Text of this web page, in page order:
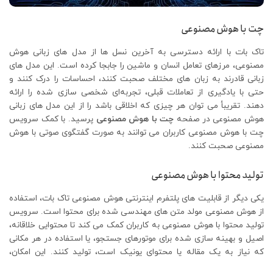
چت با هوش مصنوعی
تاک بات با ارائه دسترسی به آخرین نسل‌ ها از مدل های زبانی هوش
مصنوعی، مرزهای تعامل انسان و ماشین را جابجا کرده است. این مدل های
زبانی قادرند به زبان‌ های مختلف صحبت کنند، احساسات را درک کنند و
حتی با یادگیری از تعاملات قبلی، تجربه‌ای شخصی‌ سازی شده را ارائه
دهند. تقریبأ می توان هر چیزی که اخلاقی باشد را از این مدل های زبانی
هوش مصنوعی در صفحه چت با هوش مصنوعی پرسید. با کمک سرویس
چت با هوش مصنوعی کاربران می توانند به صورت گفتگوی صوتی با هوش
مصنوعی صحبت کنند.
تولید محتوا با هوش مصنوعی
یکی دیگر از قابلیت های پلتفرم اینترنتی هوش مصنوعی تاک بات، استفاده
از هوش مصنوعی مولد متن های مهندسی شده برای محتوا است. سرویس
تولید محتوا با هوش مصنوعی به کاربران کمک می‌ کند تا محتوایی خلاقانه،
اصیل و بهینه‌ سازی شده برای موتورهای جستجو، یا استفاده در هر مکانی
که نیاز به یک مقاله یا محتوای یونیک است، تولید کنند. این امکان،